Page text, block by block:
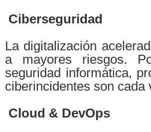
Ciberseguridad
La digitalización
a mayores riesgos.
seguridad informática,
ciberincidentes son
Cloud & DevOps